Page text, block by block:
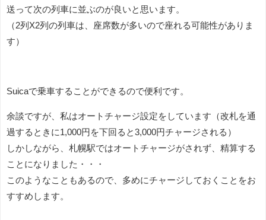
送って次の列車に並ぶのが良いと思います。
（2列X2列の列車は、座席数が多いので座れる可能性がありま
す）
Suicaで乗車することができるので便利です。
余談ですが、私はオートチャージ設定をしています（改札を通
過するときに1,000円を下回ると3,000円チャージされる）
しかしながら、札幌駅ではオートチャージがされず、精算する
ことになりました・・・
このようなこともあるので、多めにチャージしておくことをお
すすめします。